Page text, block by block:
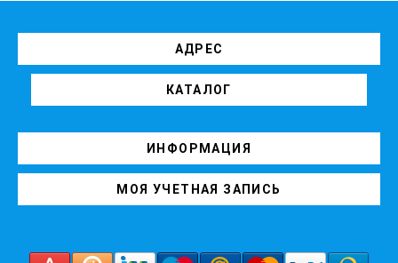
АДРЕС
КАТАЛОГ
ИНФОРМАЦИЯ
МОЯ УЧЕТНАЯ ЗАПИСЬ